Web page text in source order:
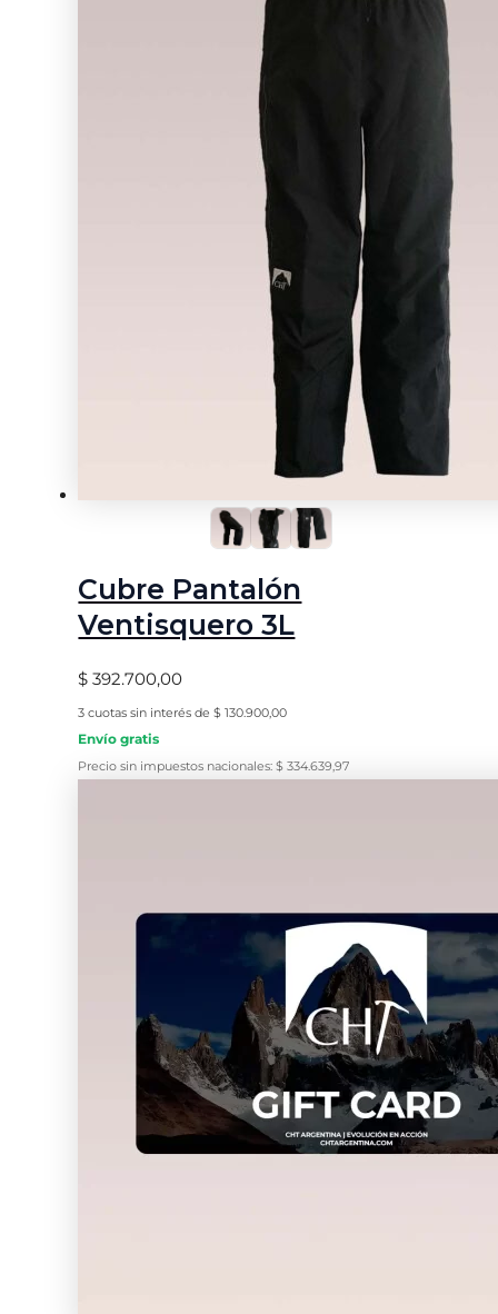
Cubre Pantalón
Ventisquero 3L
$ 392.700,00
3 cuotas sin interés de$ 130.900,00
Envío gratis
Precio sin impuestos nacionales:$ 334.639,97